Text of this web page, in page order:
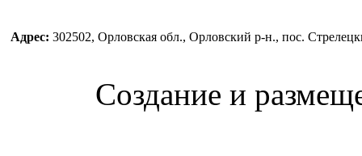
Адрес: 302502, Орловская обл., Орловский р-н., пос.
Создание и